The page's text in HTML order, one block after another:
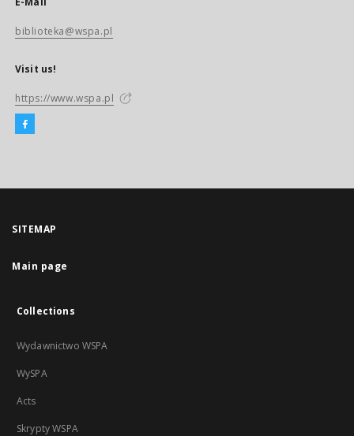
biblioteka@wspa.pl
Visit us!
https://www.wspa.pl
SITEMAP
Main page
Collections
Wydawnictwo WSPA
WySPA
Acts
Skrypty WSPA